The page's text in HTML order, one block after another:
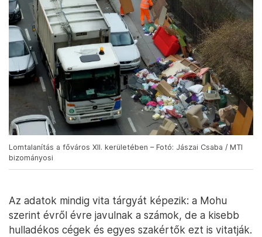
Lomtalanítás a főváros XII. kerületében – Fotó: Jászai Csaba / MTI
bizományosi
Az adatok mindig vita tárgyát képezik: a Mohu
szerint évről évre javulnak a számok, de a kisebb
hulladékos cégek és egyes szakértők ezt is vitatják.